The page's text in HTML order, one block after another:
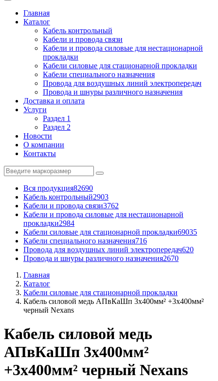
Главная
Каталог
Кабель контрольный
Кабели и провода связи
Кабели и провода силовые для нестационарной
прокладки
Кабели силовые для стационарной прокладки
Кабели специального назначения
Провода для воздушных линий электропередач
Провода и шнуры различного назначения
Доставка и оплата
Услуги
Раздел 1
Раздел 2
Новости
О компании
Контакты
Вся продукция82690
Кабель контрольный2903
Кабели и провода связи3762
Кабели и провода силовые для нестационарной
прокладки2984
Кабели силовые для стационарной прокладки69035
Кабели специального назначения716
Провода для воздушных линий электропередач620
Провода и шнуры различного назначения2670
Главная
Каталог
Кабели силовые для стационарной прокладки
Кабель силовой медь АПвКаШп 3x400мм² +3x400мм²
черный Nexans
Кабель силовой медь
АПвКаШп 3x400мм²
+3x400мм² черный Nexans